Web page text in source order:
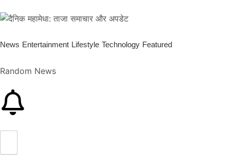
News Entertainment Lifestyle Technology Featured
Random News